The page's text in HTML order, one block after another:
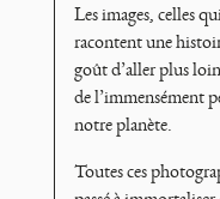
Les images, celles
racontent une
goût d’aller plus
de l’immensément
notre planète.
Toutes ces